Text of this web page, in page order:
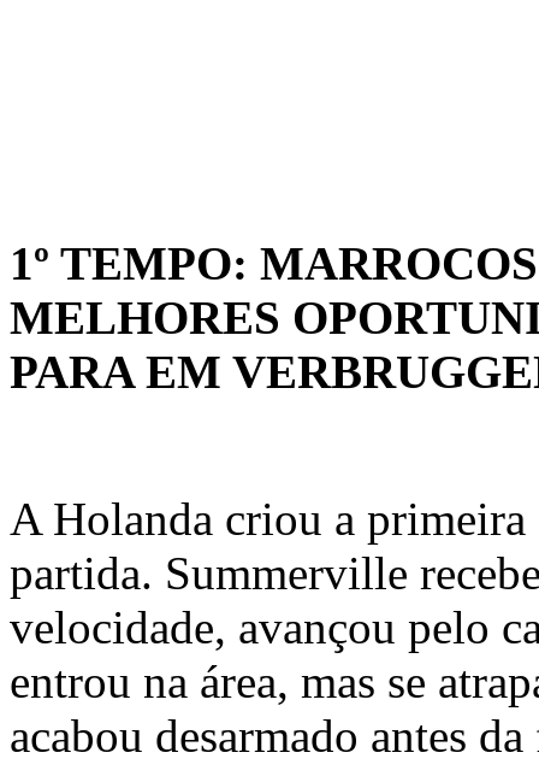
1º TEMPO:
MELHORES
PARA EM
A Holanda criou a
partida. Summerville
velocidade, avançou pelo
entrou na área, mas se
acabou desarmado antes